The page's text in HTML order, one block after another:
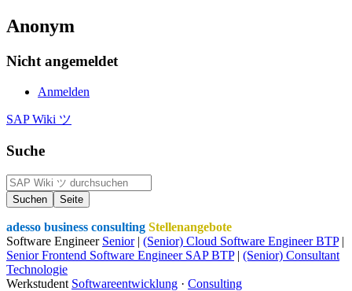
Anonym
Nicht angemeldet
Anmelden
SAP Wiki ツ
Suche
adesso business consulting Stellenangebote
Software Engineer Senior| (Senior) Cloud Software Engineer BTP|
Senior Frontend Software Engineer SAP BTP| (Senior) Consultant
Technologie
Werkstudent Softwareentwicklung · Consulting